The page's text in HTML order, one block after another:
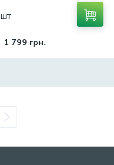
шт
1 799 грн.